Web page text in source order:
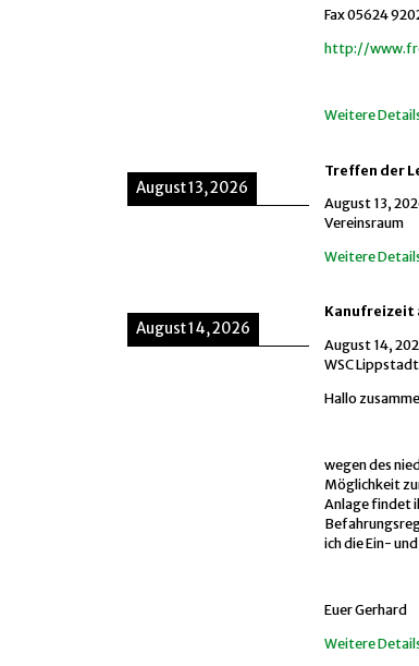
Fax 05624
http://
Weitere
August 13, 2026
Treffen der
August 13,
Vereinsraum
Weitere
August 14, 2026
Kanufreizeit
August 14,
WSC Lippstadt
Hallo
wegen des
Möglichkeit
Anlage findet
ich die Ein-
Euer Gerhard
Weitere